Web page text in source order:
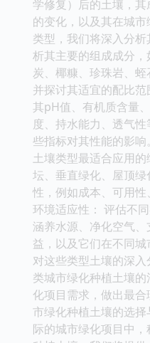
学修复）后的土壤，
的变化，以及其在城
类型，我们将深入分
析其主要的组成成分
炭、椰糠、珍珠岩、蛭
并探讨其适宜的配比
其pH值、有机质含量
度、持水能力、透气
些指标对其性能的影
土壤类型最适合应用
坛、垂直绿化、屋顶
性，例如成本、可用
环境适应性： 评估不
涵养水源、净化空气
益，以及它们在不同
对这些类型土壤的深
类城市绿化种植土壤
化项目需求，做出最
市绿化种植土壤的选
际的城市绿化项目中